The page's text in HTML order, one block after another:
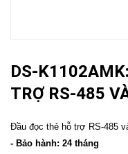
DS-
TRỢ RS-485
Đầu đọc thẻ hỗ trợ RS-485
- Bảo hành: 24 tháng